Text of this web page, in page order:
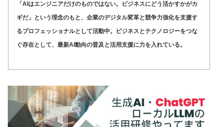
「AIはエンジニアだけのものではない。ビジネスにどう活かすかがカ
ギだ」という理念のもと、企業のデジタル変革と競争力強化を支援す
るプロフェッショナルとして活動中。ビジネスとテクノロジーをつな
ぐ存在として、最新AI動向の普及と活用支援に力を入れている。